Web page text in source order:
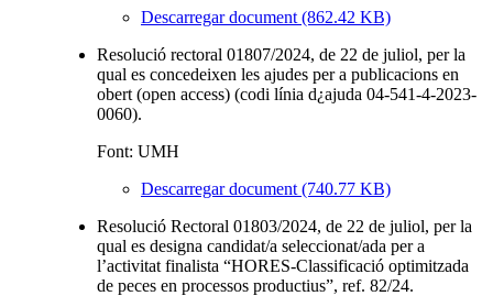
Descarregar document (862.42 KB)
Resolució rectoral 01807/2024, de 22 de juliol, per la
qual es concedeixen les ajudes per a publicacions en
obert (open access) (codi línia d¿ajuda 04-541-4-2023-
0060).
Font: UMH
Descarregar document (740.77 KB)
Resolució Rectoral 01803/2024, de 22 de juliol, per la
qual es designa candidat/a seleccionat/ada per a
l’activitat finalista “HORES-Classificació optimitzada
de peces en processos productius”, ref. 82/24.